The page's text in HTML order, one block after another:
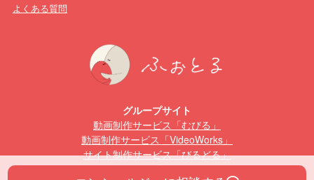
よくある質問
グループサイト
動画制作サービス「むびる」
動画制作サービス「VideoWorks」
サイト制作サービス「びるどる」
動画編集スクール「むびるスクール」